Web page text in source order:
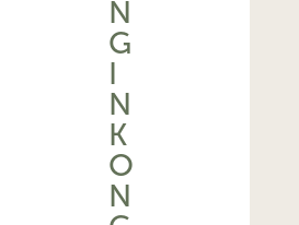
N
G
I
N
K
O
N